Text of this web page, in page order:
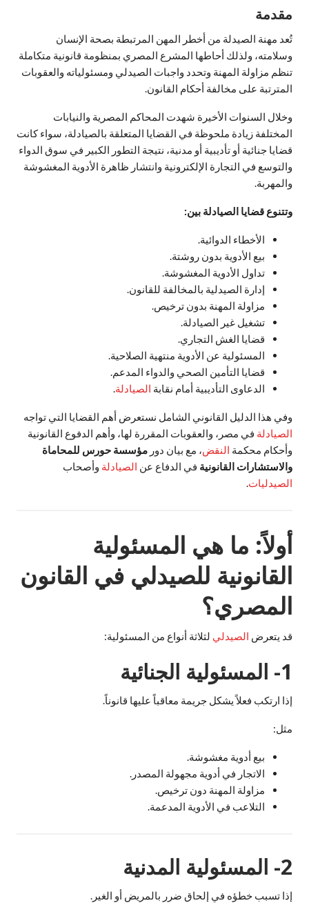
مقدمة
تُعد مهنة الصيدلة من أخطر المهن المرتبطة بصحة الإنسان
وسلامته، ولذلك أحاطها المشرع المصري بمنظومة قانونية متكاملة
تنظم مزاولة المهنة وتحدد واجبات الصيدلي ومسئولياته والعقوبات
المترتبة على مخالفة أحكام القانون.
وخلال السنوات الأخيرة شهدت المحاكم المصرية والنيابات
المختلفة زيادة ملحوظة في القضايا المتعلقة بالصيادلة، سواء كانت
قضايا جنائية أو تأديبية أو مدنية، نتيجة التطور الكبير في سوق الدواء
والتوسع في التجارة الإلكترونية وانتشار ظاهرة الأدوية المغشوشة
والمهربة.
وتتنوع قضايا الصيادلة بين:
الأخطاء الدوائية.
بيع الأدوية بدون روشتة.
تداول الأدوية المغشوشة.
إدارة الصيدلية بالمخالفة للقانون.
مزاولة المهنة بدون ترخيص.
تشغيل غير الصيادلة.
قضايا الغش التجاري.
المسئولية عن الأدوية منتهية الصلاحية.
قضايا التأمين الصحي والدواء المدعم.
الدعاوى التأديبية أمام نقابة الصيادلة.
وفي هذا الدليل القانوني الشامل نستعرض أهم القضايا التي تواجه
الصيادلة في مصر، والعقوبات المقررة لها، وأهم الدفوع القانونية
وأحكام محكمة النقض، مع بيان دور مؤسسة حورس للمحاماة
والاستشارات القانونية في الدفاع عن الصيادلة وأصحاب
الصيدليات.
أولاً: ما هي المسئولية
القانونية للصيدلي في القانون
المصري؟
قد يتعرض الصيدلي لثلاثة أنواع من المسئولية:
1- المسئولية الجنائية
إذا ارتكب فعلاً يشكل جريمة معاقباً عليها قانوناً.
مثل:
بيع أدوية مغشوشة.
الاتجار في أدوية مجهولة المصدر.
مزاولة المهنة دون ترخيص.
التلاعب في الأدوية المدعمة.
2- المسئولية المدنية
إذا تسبب خطؤه في إلحاق ضرر بالمريض أو الغير.